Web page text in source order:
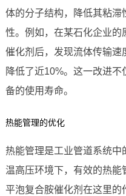
体的分子结构，降低其粘滞
性。例如，在某石化企业
催化剂后，发现流体传输
降低了近10%。这一改进
备的使用寿命。
热能管理的优化
热能管理是工业管道系统
温高压环境下，有效的热能
平泡复合胺催化剂在这里的